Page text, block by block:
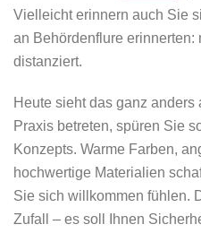
Vielleicht erinnern auch Sie
an Behördenflure erinnerten:
distanziert.
Heute sieht das ganz
Praxis betreten, spüren Sie
Konzepts. Warme Farben,
hochwertige Materialien
Sie sich willkommen fühlen.
Zufall – es soll Ihnen